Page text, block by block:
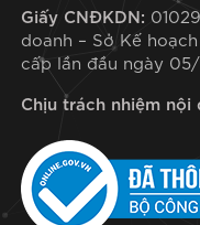
Giấy CNĐKDN:
doanh – Sở Kế
cấp lần đầu ngày
Chịu trách nhiệm nội
thủ
cho